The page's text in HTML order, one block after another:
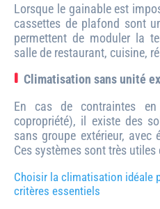
Lorsque le gainable est
cassettes de plafond sont
permettent de moduler la
salle de restaurant, cuisine,
Climatisation sans unité
En cas de contraintes
copropriété), il existe des
sans groupe extérieur, avec
Ces systèmes sont très utiles
Choisir la climatisation idéale
critères essentiels